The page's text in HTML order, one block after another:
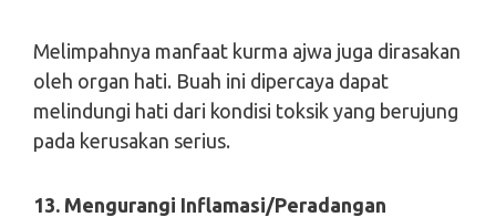
Melimpahnya manfaat kurma ajwa juga dirasakan
oleh organ hati. Buah ini dipercaya dapat
melindungi hati dari kondisi toksik yang berujung
pada kerusakan serius.
13. Mengurangi Inflamasi/Peradangan